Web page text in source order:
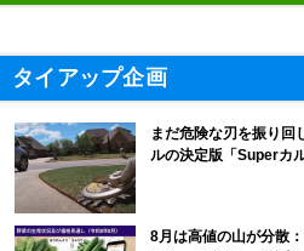
タイアップ企画
まだ危険な刃を振り回
ルの決定版「Superカ
8月は高値の山が分散